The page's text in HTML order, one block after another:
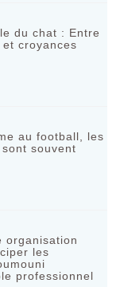
du chat : Entre
croyances
au football, les
souvent
organisation
les
professionnel